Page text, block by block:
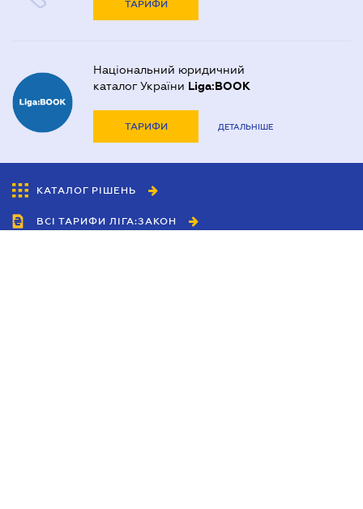
ТАРИФИ
Національний юридичний
каталог України Liga:BOOK
ТАРИФИ ДЕТАЛЬНІШЕ
КАТАЛОГ РІШЕНЬ
ВСІ ТАРИФИ ЛІГА:ЗАКОН